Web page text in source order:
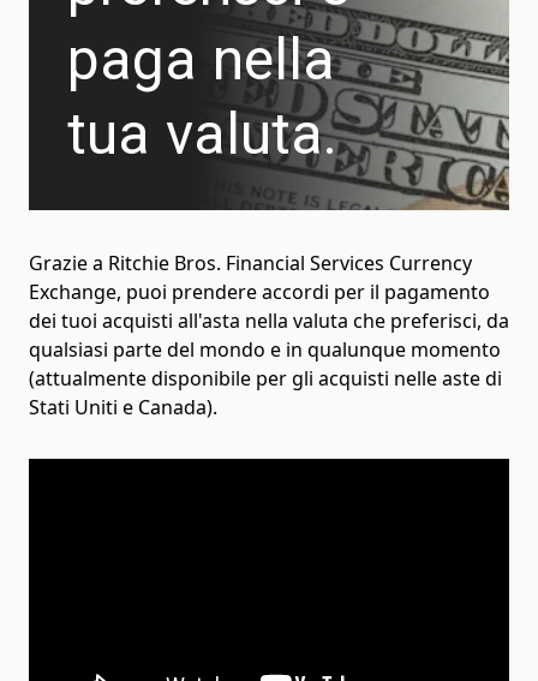
paga nella
tua valuta.
Grazie a Ritchie Bros. Financial Services Currency
Exchange, puoi prendere accordi per il pagamento
dei tuoi acquisti all'asta nella valuta che preferisci, da
qualsiasi parte del mondo e in qualunque momento
(attualmente disponibile per gli acquisti nelle aste di
Stati Uniti e Canada).